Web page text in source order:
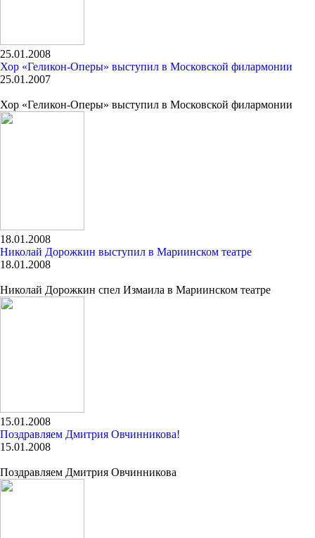
25.01.2008
Хор «Геликон-Оперы» выступил в Московской филармонии
25.01.2007
Хор «Геликон-Оперы» выступил в Московской филармонии
18.01.2008
Николай Дорожкин выступил в Мариинском театре
18.01.2008
Николай Дорожкин спел Измаила в Мариинском театре
15.01.2008
Поздравляем Дмитрия Овчинникова!
15.01.2008
Поздравляем Дмитрия Овчинникова